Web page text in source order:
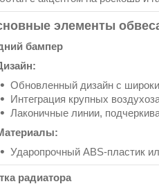
элементы
бампер
Обновленный дизайн с
Интеграция крупных
Лаконичные линии,
Ударопрочный ABS-пластик
радиатора